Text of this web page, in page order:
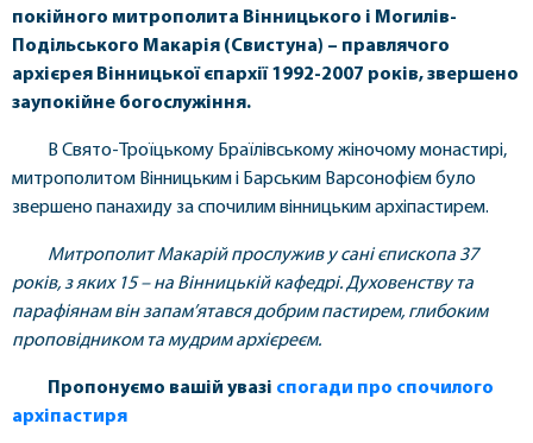
покійного митрополита Вінницького і Могилів-
Подільського Макарія (Свистуна) – правлячого
архієрея Вінницької єпархії 1992-2007 років, звершено
заупокійне богослужіння.
В Свято-Троїцькому Браїлівському жіночому монастирі,
митрополитом Вінницьким і Барським Варсонофієм було
звершено панахиду за спочилим вінницьким архіпастирем.
Митрополит Макарій прослужив у сані єпископа 37
років, з яких 15 – на Вінницькій кафедрі. Духовенству та
парафіянам він запам’ятався добрим пастирем, глибоким
проповідником та мудрим архієреєм.
Пропонуємо вашій увазі спогади про спочилого
архіпастиря